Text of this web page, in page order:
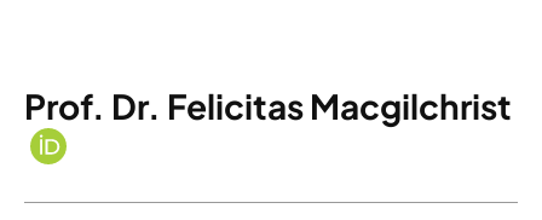
Prof. Dr. Felicitas Macgilchrist